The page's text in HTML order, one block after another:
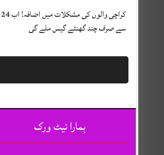
سے صرف چند گھنٹے گیس ملے گی
ہمارا نیٹ ورک